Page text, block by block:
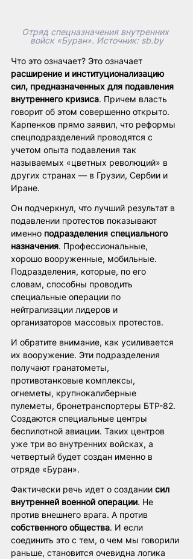
Отряд спецназначения внутренних
войск «Буран». Источник: sb.by
Что это означает? Это означает
расширение и институционализацию
сил, предназначенных для подавления
внутреннего кризиса. Причем власть
говорит об этом совершенно открыто.
Карпенков прямо заявил, что реформы
спецподразделений проводятся с
учетом опыта подавления так
называемых «цветных революций» в
других странах — в Грузии, Сербии и
Иране.
Он подчеркнул, что лучший результат в
подавлении протестов показывают
именно подразделения специального
назначения. Профессиональные,
хорошо вооруженные, мобильные.
Подразделения, которые, по его
словам, способны проводить
специальные операции по
нейтрализации лидеров и
организаторов массовых протестов.
И обратите внимание, как усиливается
их вооружение. Эти подразделения
получают гранатометы,
противотанковые комплексы,
огнеметы, крупнокалиберные
пулеметы, бронетранспортеры БТР-82.
Создаются специальные центры
беспилотной авиации. Таких центров
уже три во внутренних войсках, а
четвертый будет создан именно в
отряде «Буран».
Фактически речь идет о создании сил
внутренней военной операции. Не
против внешнего врага. А против
собственного общества. И если
соединить это с тем, о чем мы говорили
раньше, становится очевидна логика